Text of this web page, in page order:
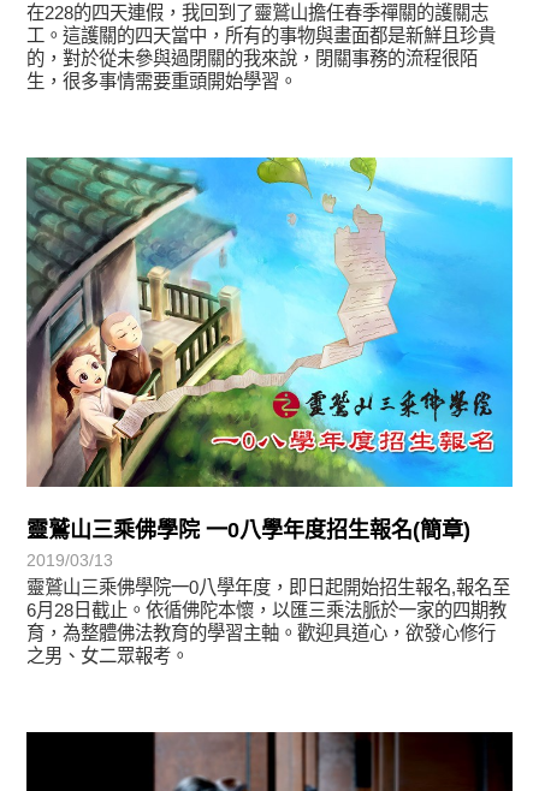
在228的四天連假，我回到了靈鷲山擔任春季禪關的護關志
工。這護關的四天當中，所有的事物與畫面都是新鮮且珍貴
的，對於從未參與過閉關的我來說，閉關事務的流程很陌
生，很多事情需要重頭開始學習。
靈鷲山三乘佛學院 一0八學年度招生報名(簡章)
2019/03/13
靈鷲山三乘佛學院一0八學年度，即日起開始招生報名,報名至
6月28日截止。依循佛陀本懷，以匯三乘法脈於一家的四期教
育，為整體佛法教育的學習主軸。歡迎具道心，欲發心修行
之男、女二眾報考。